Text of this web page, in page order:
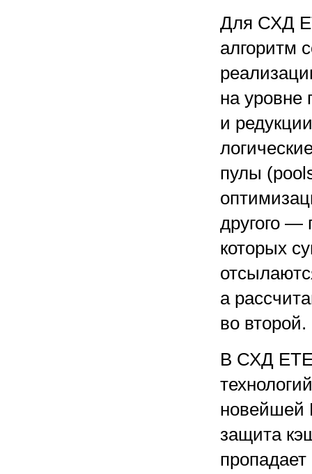
Для СХД
алгоритм
на уровне
и
пулы
другого —
которых
а
во второй.
В СХД
новейшей
защита